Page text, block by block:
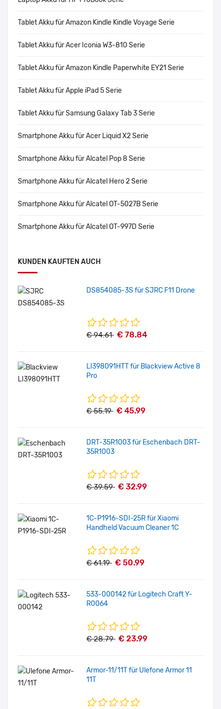
Tablet Akku für Amazon Kindle Kindle Voyage Serie
Tablet Akku für Acer Iconia W3-810 Serie
Tablet Akku für Amazon Kindle Paperwhite EY21 Serie
Tablet Akku für Apple iPad 5 Serie
Tablet Akku für Samsung Galaxy Tab 3 Serie
Smartphone Akku für Acer Liquid X2 Serie
Smartphone Akku für Alcatel Pop 8 Serie
Smartphone Akku für Alcatel Hero 2 Serie
Smartphone Akku für Alcatel OT-5027B Serie
Smartphone Akku für Alcatel OT-997D Serie
KUNDEN KAUFTEN AUCH
DS854085-3S für SJRC F11 Drone
€ 94.61 € 78.84
LI398091HTT für Blackview Active 8
Pro
€ 55.19 € 45.99
DRT-35R1003 für Eschenbach DRT-
35R1003
€ 39.59 € 32.99
1C-P1916-SDI-25R für Xiaomi
Handheld Vacuum Cleaner 1C
€ 61.19 € 50.99
533-000142 für Logitech Craft Y-
R0064
€ 28.79 € 23.99
Armor-11/11T für Ulefone Armor 11
11T